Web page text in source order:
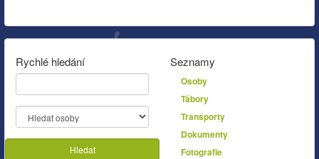
Rychlé hledání
Hledat
Seznamy
Osoby
Tábory
Transporty
Dokumenty
Fotografie